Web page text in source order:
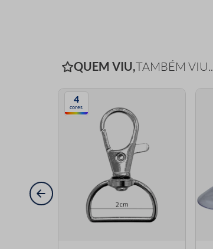
QUEM VIU,TAMBÉM VIU..
4
cores